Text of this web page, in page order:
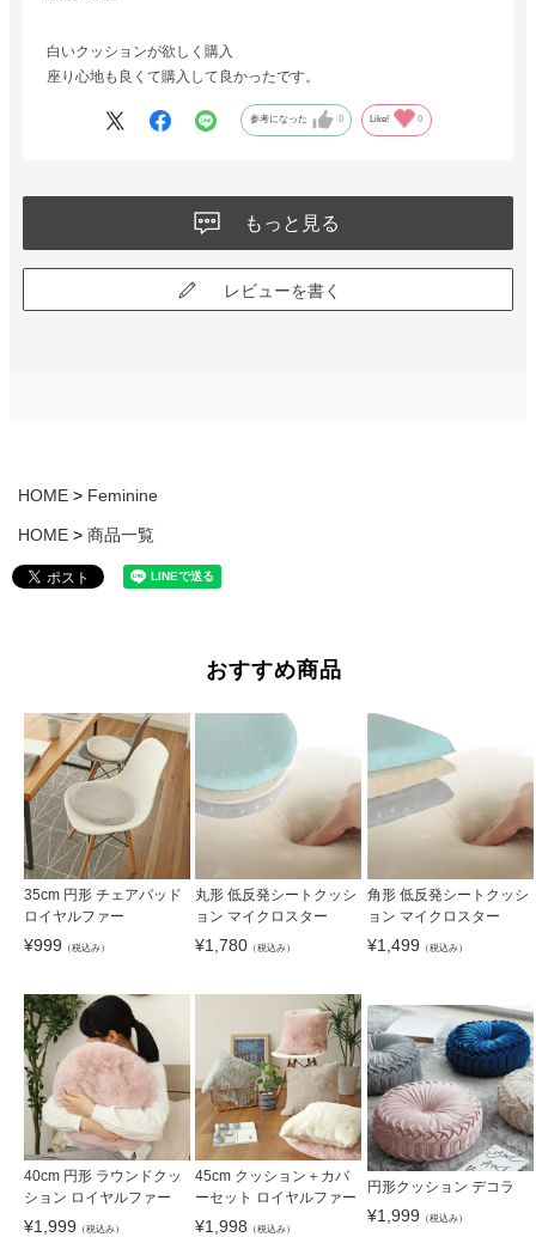
白いクッションが欲しく購入
座り心地も良くて購入して良かったです。
参考になった 0 Like! 0
もっと見る
レビューを書く
HOME Feminine
HOME 商品一覧
おすすめ商品
35cm 円形 チェアパッド
ロイヤルファー
¥999 （税込み）
丸形 低反発シートクッシ
ョン マイクロスター
¥1,780 （税込み）
角形 低反発シートクッシ
ョン マイクロスター
¥1,499 （税込み）
40cm 円形 ラウンドクッ
ション ロイヤルファー
¥1,999 （税込み）
45cm クッション＋カバ
ーセット ロイヤルファー
¥1,998 （税込み）
円形クッション デコラ
¥1,999 （税込み）